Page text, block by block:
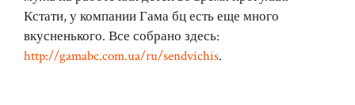
Кстати, у компании Гама бц есть еще много
вкусненького. Все собрано здесь:
http://gamabc.com.ua/ru/sendvichis.